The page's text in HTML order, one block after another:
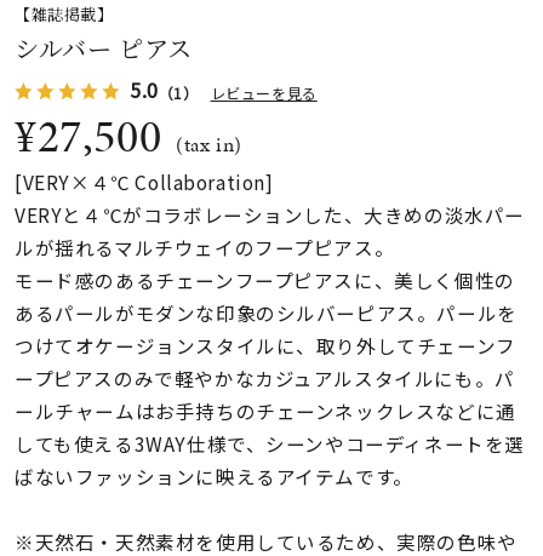
ファッションテイス
ト
着用シーン
コレクション
レディース
リングサイズ
～
メンズ
リングサイズ
～
価格 ¥0
【雑誌掲載】
シルバー ピアス
5.0 （1） レビューを見る
¥27,500 (tax in)
[VERY×４℃ Collaboration]
VERYと４℃がコラボレーションした、大きめの淡水パー
ルが揺れるマルチウェイのフープピアス。
モード感のあるチェーンフープピアスに、美しく個性の
あるパールがモダンな印象のシルバーピアス。パールを
つけてオケージョンスタイルに、取り外してチェーンフ
ープピアスのみで軽やかなカジュアルスタイルにも。パ
ールチャームはお手持ちのチェーンネックレスなどに通
しても使える3WAY仕様で、シーンやコーディネートを選
ばないファッションに映えるアイテムです。
※天然石・天然素材を使用しているため、実際の色味や